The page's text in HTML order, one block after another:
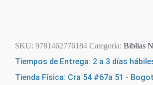
SKU: 9781462776184 Categoría: Biblias
Tiempos de Entrega: 2 a 3 días
Tienda Física: Cra 54 #67a 51 -